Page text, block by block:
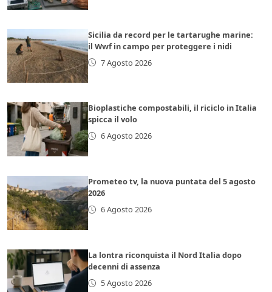
Sicilia da record per le tartarughe marine:
il Wwf in campo per proteggere i nidi
7 Agosto 2026
Bioplastiche compostabili, il riciclo in Italia
spicca il volo
6 Agosto 2026
Prometeo tv, la nuova puntata del 5 agosto
2026
6 Agosto 2026
La lontra riconquista il Nord Italia dopo
decenni di assenza
5 Agosto 2026